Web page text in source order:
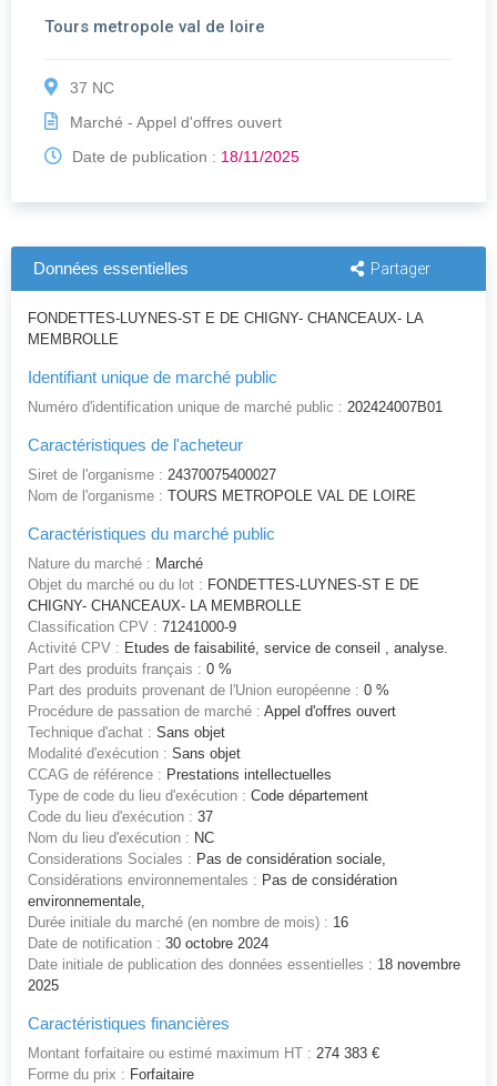
Tours metropole val de loire
37 NC
Marché - Appel d'offres ouvert
Date de publication : 18/11/2025
Données essentielles Partager
FONDETTES-LUYNES-ST E DE CHIGNY- CHANCEAUX- LA
MEMBROLLE
Identifiant unique de marché public
Numéro d'identification unique de marché public : 202424007B01
Caractéristiques de l'acheteur
Siret de l'organisme : 24370075400027
Nom de l'organisme : TOURS METROPOLE VAL DE LOIRE
Caractéristiques du marché public
Nature du marché : Marché
Objet du marché ou du lot : FONDETTES-LUYNES-ST E DE
CHIGNY- CHANCEAUX- LA MEMBROLLE
Classification CPV : 71241000-9
Activité CPV : Etudes de faisabilité, service de conseil , analyse.
Part des produits français : 0 %
Part des produits provenant de l'Union européenne : 0 %
Procédure de passation de marché : Appel d'offres ouvert
Technique d'achat : Sans objet
Modalité d'exécution : Sans objet
CCAG de référence : Prestations intellectuelles
Type de code du lieu d'exécution : Code département
Code du lieu d'exécution : 37
Nom du lieu d'exécution : NC
Considerations Sociales : Pas de considération sociale,
Considérations environnementales : Pas de considération
environnementale,
Durée initiale du marché (en nombre de mois) : 16
Date de notification : 30 octobre 2024
Date initiale de publication des données essentielles : 18 novembre
2025
Caractéristiques financières
Montant forfaitaire ou estimé maximum HT : 274 383 €
Forme du prix : Forfaitaire